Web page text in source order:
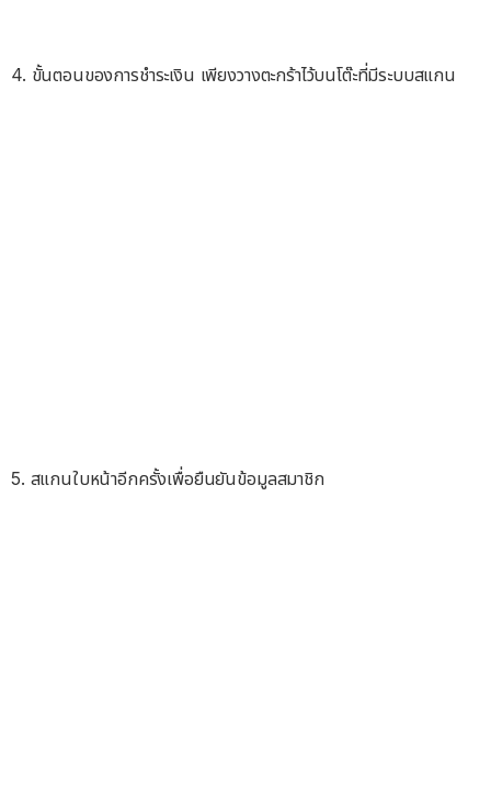
4. ขั้นตอนของการชำระเงิน เพียงวางตะกร้าไว้บนโต๊ะที่มีระบบสแกน
5. สแกนใบหน้าอีกครั้งเพื่อยืนยันข้อมูลสมาชิก